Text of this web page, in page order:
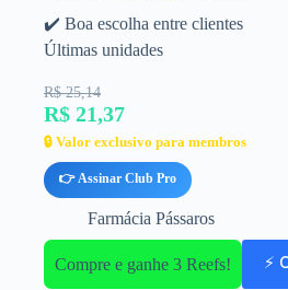
✔️ Boa escolha entre clientes
Últimas unidades
R$ 25,14
R$ 21,37
🔒 Valor exclusivo para membros
👉 Assinar Club Pro
Farmácia Pássaros
Compre e ganhe 3 Reefs! ⚡